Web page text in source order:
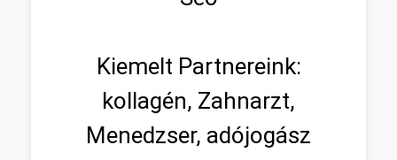
Kiemelt Partnereink:
kollagén, Zahnarzt,
Menedzser, adójogász